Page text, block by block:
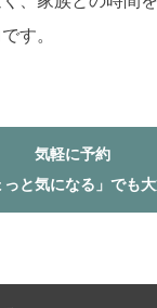
す。
気軽に予約
っと気になる」でも